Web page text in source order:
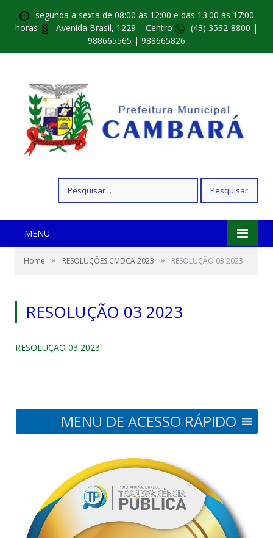
segunda a sexta de 08:00 às 12:00 e das 13:00 às 17:00
horas
Avenida Brasil, 1229 – Centro
(43) 3532-8800 |
988665565 | 988665826
por:
MENU
Home » RESOLUÇÕES CMDCA 2023 » RESOLUÇÃO 03 2023
RESOLUÇÃO 03 2023
RESOLUÇÃO 03 2023
MENU DE ACESSO RÁPIDO